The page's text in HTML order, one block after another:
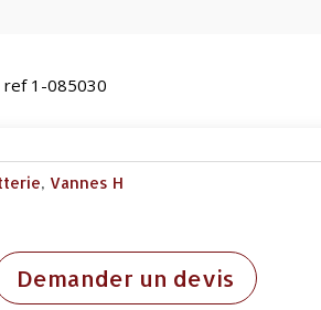
ref 1-085030
, Vannes H
Demander un devis